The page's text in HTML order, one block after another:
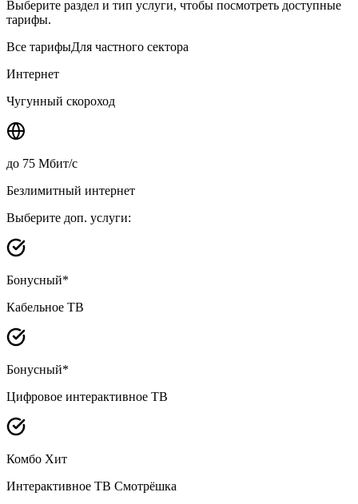
Выберите раздел и тип услуги, чтобы посмотреть доступные
тарифы.
Все тарифыДля частного сектора
Интернет
Чугунный скороход
до 75 Мбит/с
Безлимитный интернет
Выберите доп. услуги:
Бонусный*
Кабельное ТВ
Бонусный*
Цифровое интерактивное ТВ
Комбо Хит
Интерактивное ТВ Смотрёшка